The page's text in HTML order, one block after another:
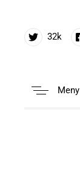
32k
Meny